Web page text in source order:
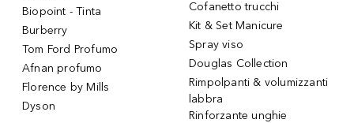
Biopoint - Tinta
Burberry
Tom Ford Profumo
Afnan profumo
Florence by Mills
Dyson
Cofanetto trucchi
Kit & Set Manicure
Spray viso
Douglas Collection
Rimpolpanti & volumizzanti
labbra
Rinforzante unghie